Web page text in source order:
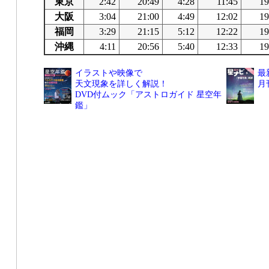
大阪
3:04 21:00 4:49 12:02
福岡
3:29 21:15 5:12 12:22
沖縄
4:11 20:56 5:40 12:33
イラストや映像で
天文現象を詳しく解説！
DVD付ムック「アストロガイド 星空年
鑑」
最
月